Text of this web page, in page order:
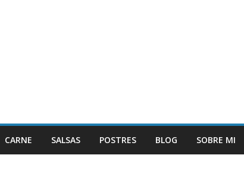
CARNE SALSAS POSTRES BLOG SOBRE MI